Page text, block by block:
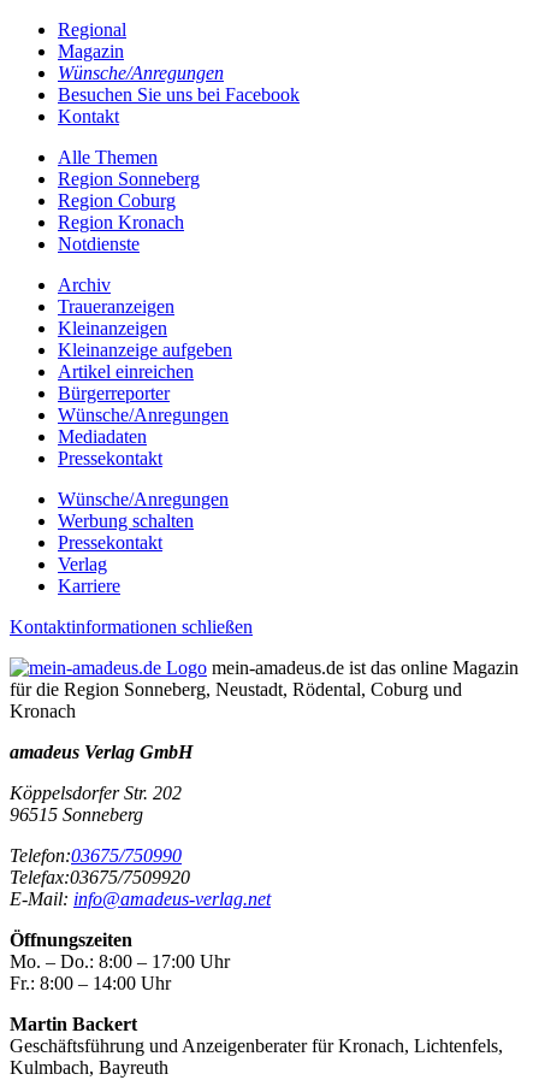
Regional
Magazin
Wünsche/Anregungen
Besuchen Sie uns bei Facebook
Kontakt
Alle Themen
Region Sonneberg
Region Coburg
Region Kronach
Notdienste
Archiv
Traueranzeigen
Kleinanzeigen
Kleinanzeige aufgeben
Artikel einreichen
Bürgerreporter
Wünsche/Anregungen
Mediadaten
Pressekontakt
Wünsche/Anregungen
Werbung schalten
Pressekontakt
Verlag
Karriere
Kontaktinformationen schließen
mein-amadeus.de ist das online Magazin
für die Region Sonneberg, Neustadt, Rödental, Coburg und
Kronach
amadeus Verlag GmbH
Köppelsdorfer Str. 202
96515 Sonneberg
Telefon:03675/750990
Telefax:03675/7509920
E-Mail: info@amadeus-verlag.net
Öffnungszeiten
Mo. – Do.: 8:00 – 17:00 Uhr
Fr.: 8:00 – 14:00 Uhr
Martin Backert
Geschäftsführung und Anzeigenberater für Kronach, Lichtenfels,
Kulmbach, Bayreuth